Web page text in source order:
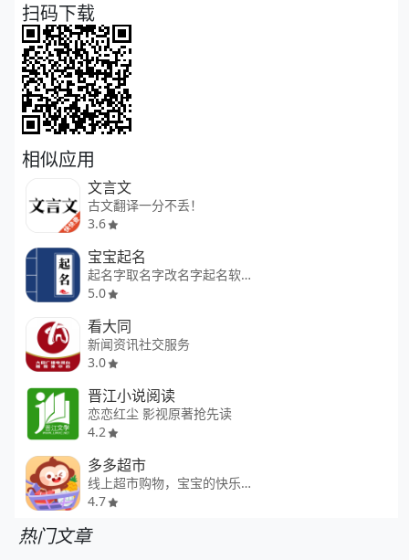
扫码下载
相似应用
文言文
古文翻译一分不丢！
3.6
宝宝起名
起名字取名字改名字起名软件大全
5.0
看大同
新闻资讯社交服务
3.0
晋江小说阅读
恋恋红尘 影视原著抢先读
4.2
多多超市
线上超市购物，宝宝的快乐源泉
4.7
热门文章